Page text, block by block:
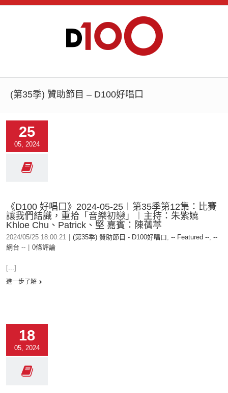
(第35季) 贊助節目 – D100好唱口
25
05, 2024
《D100 好唱口》2024-05-25︱第35季第12集：比賽
讓我們結識，重拾「音樂初戀」︱主持：朱紫嬈
Khloe Chu、Patrick、堅 嘉賓：陳蒨葶
2024/05/25 18:00:21 (第35季) 贊助節目 - D100好唱口, -- Featured --, --
網台 --
0條評論
[...]
進一步了解
18
05, 2024